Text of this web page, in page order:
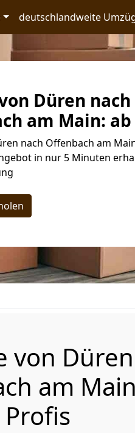
deutschlandweite
Düren nach
am Main: ab
nach Offenbach am
in nur 5 Minuten
von
am